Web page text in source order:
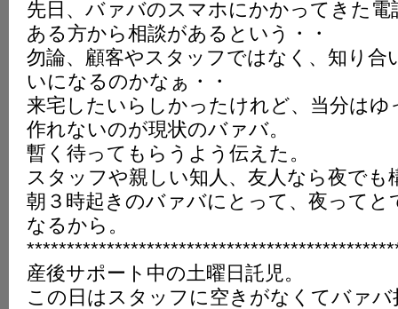
先日、バァバのスマホにかかってきた電
ある方から相談があるという・・
勿論、顧客やスタッフではなく、知り合
いになるのかなぁ・・
来宅したいらしかったけれど、当分はゆ
作れないのが現状のバァバ。
暫く待ってもらうよう伝えた。
スタッフや親しい知人、友人なら夜でも
朝３時起きのバァバにとって、夜ってと
なるから。
産後サポート中の土曜日託児。
この日はスタッフに空きがなくてバァバ